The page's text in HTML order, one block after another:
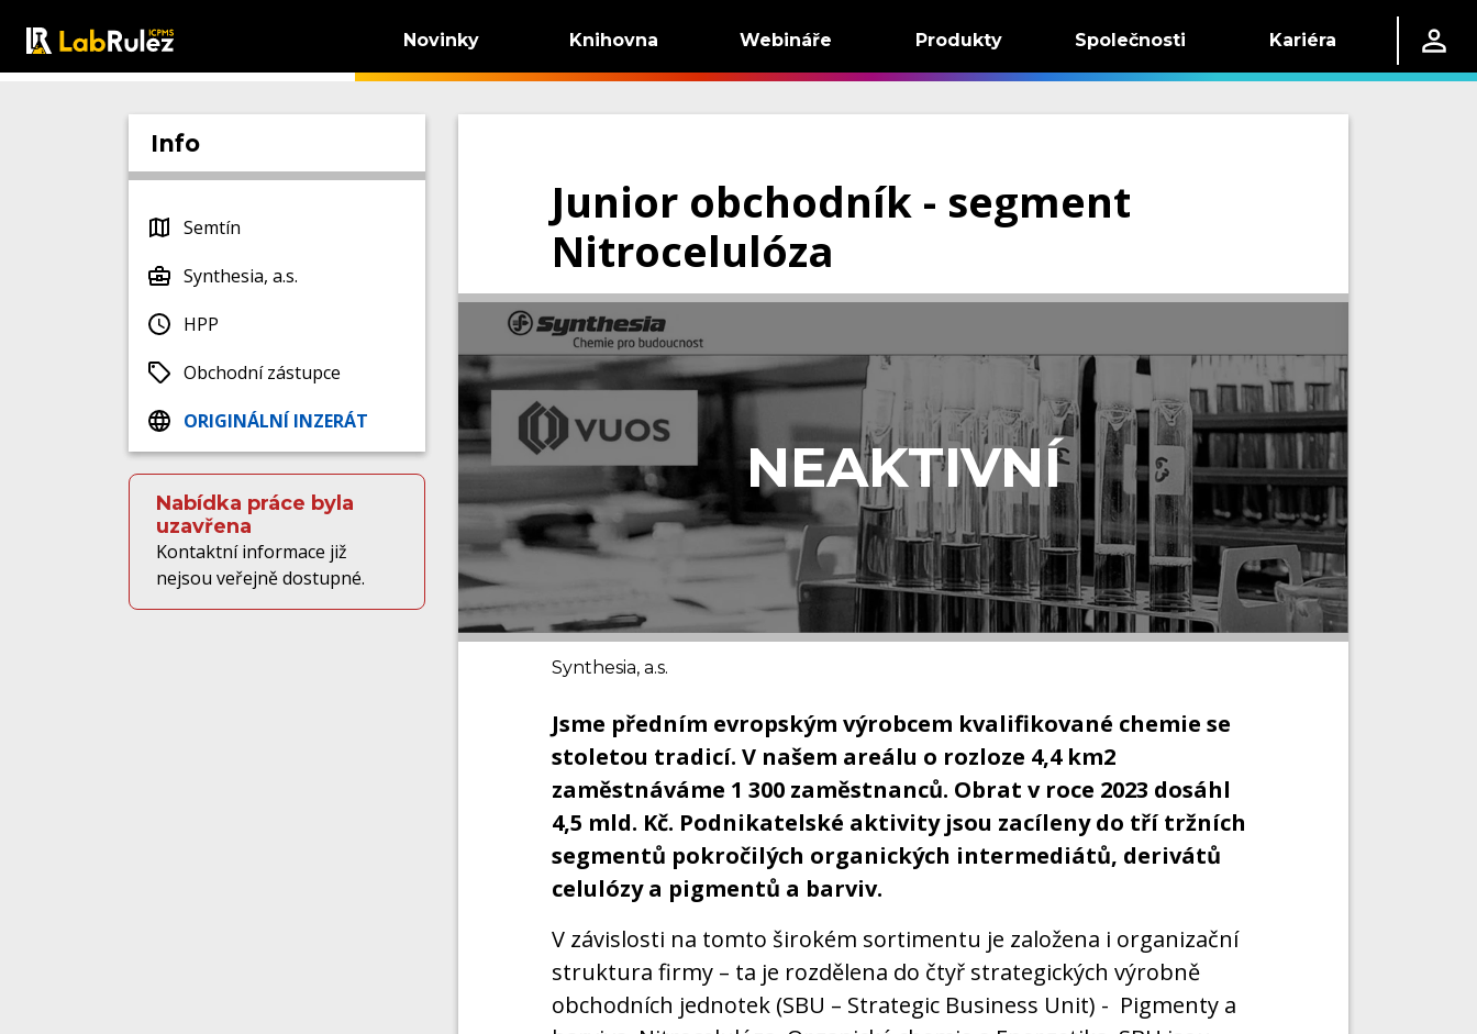
Novinky Knihovna Webináře Produkty Společnosti Kariéra
Info
Semtín
Synthesia, a.s.
HPP
Obchodní zástupce
ORIGINÁLNÍ INZERÁT
Nabídka práce byla
uzavřena
Kontaktní informace již
nejsou veřejně dostupné.
Junior obchodník - segment
Nitrocelulóza
NEAKTIVNÍ
Synthesia, a.s.
Jsme předním evropským výrobcem kvalifikované chemie se
stoletou tradicí. V našem areálu o rozloze 4,4 km2
zaměstnáváme 1 300 zaměstnanců. Obrat v roce 2023 dosáhl
4,5 mld. Kč. Podnikatelské aktivity jsou zacíleny do tří tržních
segmentů pokročilých organických intermediátů, derivátů
celulózy a pigmentů a barviv.
V závislosti na tomto širokém sortimentu je založena i organizační
struktura firmy – ta je rozdělena do čtyř strategických výrobně
obchodních jednotek (SBU – Strategic Business Unit) - Pigmenty a